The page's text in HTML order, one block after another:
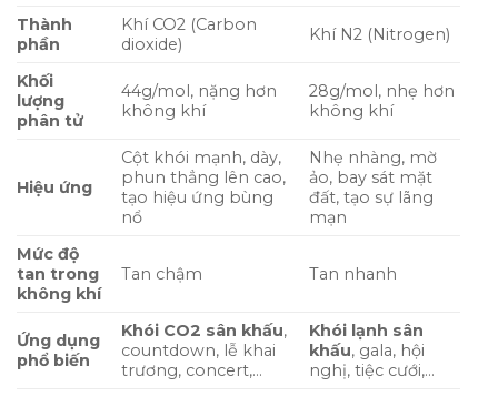
Thành
phần
Khí CO2 (Carbon
dioxide)
Khí N2 (Nitrogen)
Khối
lượng
phân tử
44g/mol, nặng hơn
không khí
28g/mol, nhẹ hơn
không khí
Hiệu ứng
Cột khói mạnh, dày,
phun thẳng lên cao,
tạo hiệu ứng bùng
nổ
Nhẹ nhàng, mờ
ảo, bay sát mặt
đất, tạo sự lãng
mạn
Mức độ
tan trong
không khí
Tan chậm Tan nhanh
Ứng dụng
phổ biến
Khói CO2 sân khấu,
countdown, lễ khai
trương, concert,…
Khói lạnh sân
khấu, gala, hội
nghị, tiệc cưới,…